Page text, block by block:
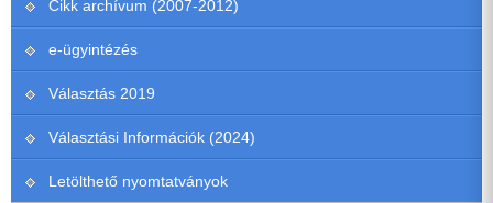
Cikk archívum (2007-2012)
e-ügyintézés
Választás 2019
Választási Információk (2024)
Letölthető nyomtatványok